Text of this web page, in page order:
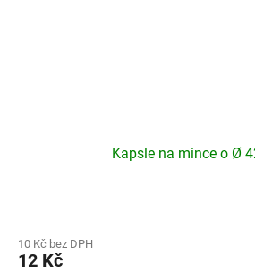
Kapsle na mince o Ø
10 Kč bez DPH
12 Kč